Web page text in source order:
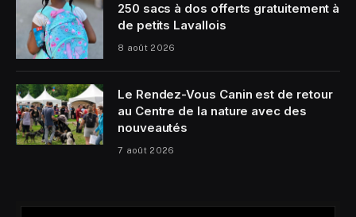
250 sacs à dos offerts gratuitement à
de petits Lavallois
8 août 2026
Le Rendez-Vous Canin est de retour
au Centre de la nature avec des
nouveautés
7 août 2026